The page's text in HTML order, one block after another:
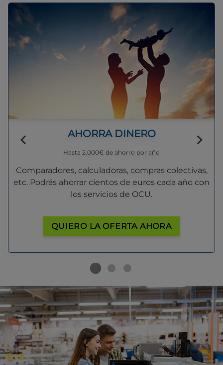
AHORRA DINERO
Hasta 2.000€ de ahorro por año
Comparadores, calculadoras, compras colectivas,
etc. Podrás ahorrar cientos de euros cada año con
los servicios de OCU.
QUIERO LA OFERTA AHORA